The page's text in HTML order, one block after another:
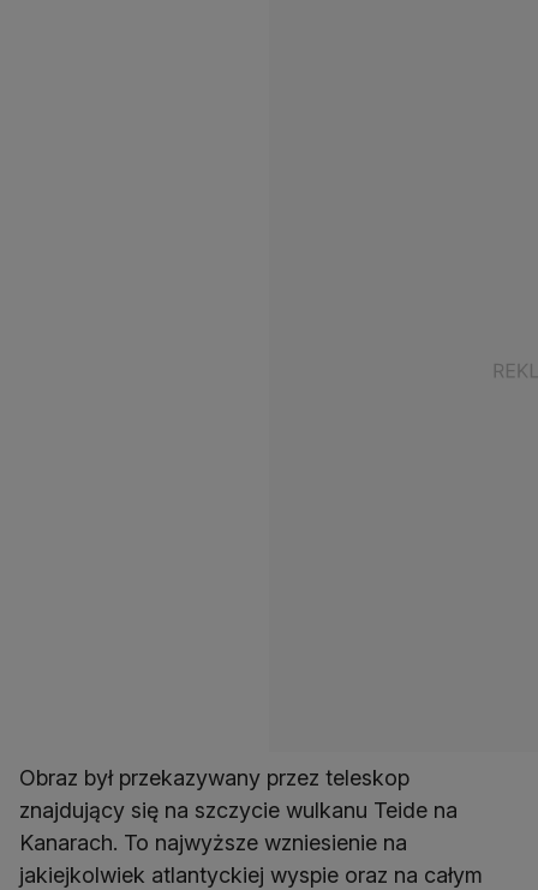
Obraz był przekazywany przez teleskop
znajdujący się na szczycie wulkanu Teide na
Kanarach. To najwyższe wzniesienie na
jakiejkolwiek atlantyckiej wyspie oraz na całym